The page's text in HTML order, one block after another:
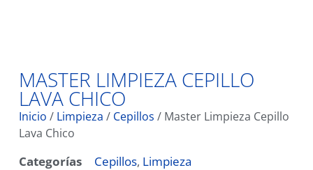
MASTER LIMPIEZA CEPILLO
LAVA CHICO
Inicio / Limpieza / Cepillos / Master Limpieza Cepillo
Lava Chico
Categorías Cepillos, Limpieza